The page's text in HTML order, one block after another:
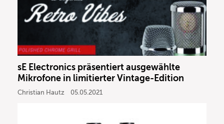
sE Electronics präsentiert ausgewählte
Mikrofone in limitierter Vintage-Edition
Christian Hautz 05.05.2021